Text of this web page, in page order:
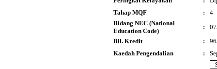
Tahap MQF
:
4
Bidang NEC (National
Education Code)
:
Bil. Kredit
:
Kaedah Pengendalian
: